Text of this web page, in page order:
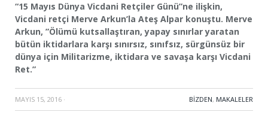
“15 Mayıs Dünya Vicdani Retçiler Günü”ne ilişkin,
Vicdani retçi Merve Arkun’la Ateş Alpar konuştu. Merve
Arkun, ”Ölümü kutsallaştıran, yapay sınırlar yaratan
bütün iktidarlara karşı sınırsız, sınıfsız, sürgünsüz bir
dünya için Militarizme, iktidara ve savaşa karşı Vicdani
Ret.”
MAYIS 15, 2016 · BIZDEN, MAKALELER